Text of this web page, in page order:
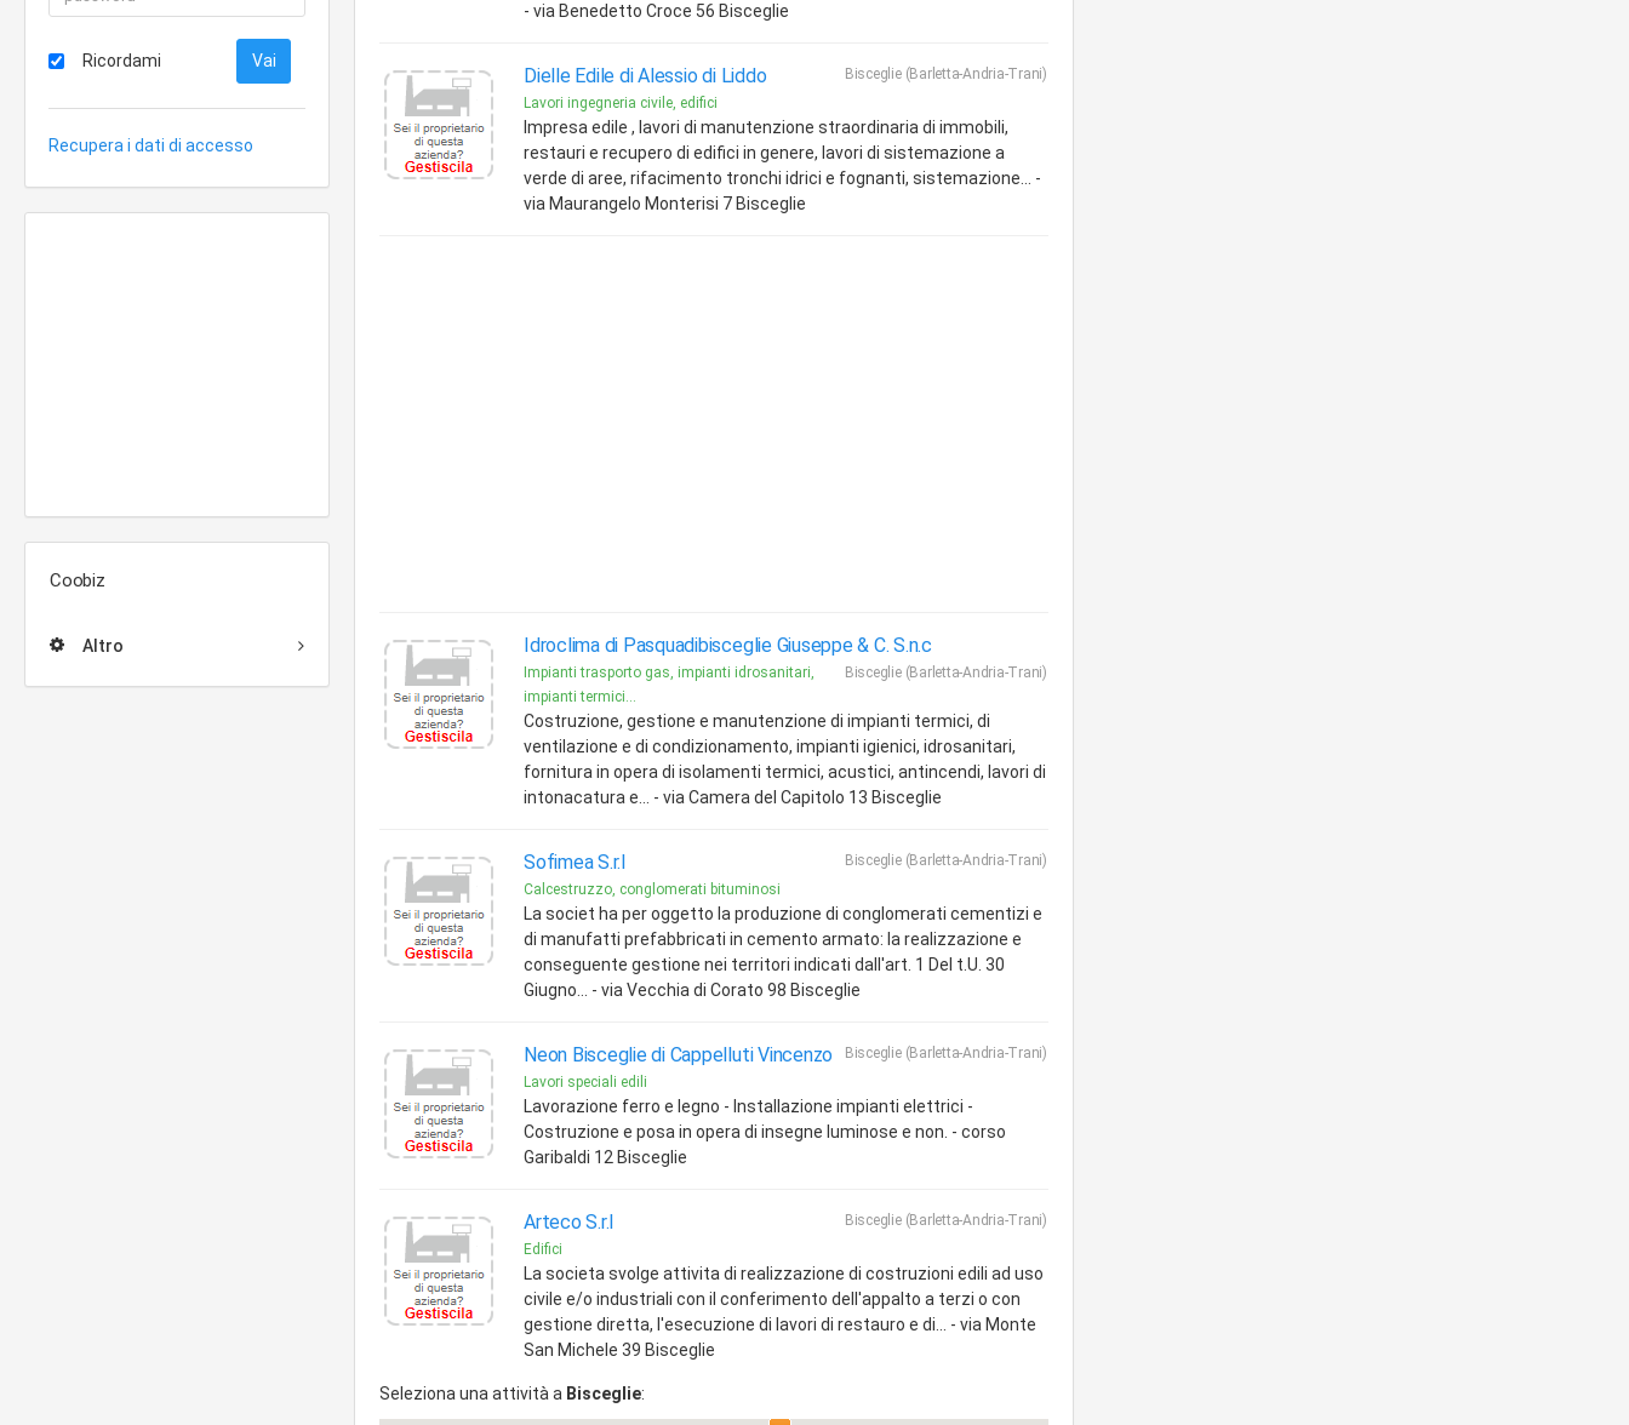
Ricordami
Recupera i dati di accesso
Coobiz
Altro
- via Benedetto Croce 56 Bisceglie
Dielle Edile di Alessio di Liddo
Bisceglie (Barletta-Andria-Trani)
Lavori ingegneria civile, edifici
Impresa edile , lavori di manutenzione straordinaria di immobili,
restauri e recupero di edifici in genere, lavori di sistemazione a
verde di aree, rifacimento tronchi idrici e fognanti, sistemazione... -
via Maurangelo Monterisi 7 Bisceglie
Idroclima di Pasquadibisceglie Giuseppe & C. S.n.c
Bisceglie (Barletta-Andria-Trani)
Impianti trasporto gas, impianti idrosanitari,
impianti termici...
Costruzione, gestione e manutenzione di impianti termici, di
ventilazione e di condizionamento, impianti igienici, idrosanitari,
fornitura in opera di isolamenti termici, acustici, antincendi, lavori di
intonacatura e... - via Camera del Capitolo 13 Bisceglie
Sofimea S.r.l
Bisceglie (Barletta-Andria-Trani)
Calcestruzzo, conglomerati bituminosi
La societ ha per oggetto la produzione di conglomerati cementizi e
di manufatti prefabbricati in cemento armato: la realizzazione e
conseguente gestione nei territori indicati dall'art. 1 Del t.U. 30
Giugno... - via Vecchia di Corato 98 Bisceglie
Neon Bisceglie di Cappelluti Vincenzo
Bisceglie (Barletta-Andria-Trani)
Lavori speciali edili
Lavorazione ferro e legno - Installazione impianti elettrici -
Costruzione e posa in opera di insegne luminose e non. - corso
Garibaldi 12 Bisceglie
Arteco S.r.l
Bisceglie (Barletta-Andria-Trani)
Edifici
La societa svolge attivita di realizzazione di costruzioni edili ad uso
civile e/o industriali con il conferimento dell'appalto a terzi o con
gestione diretta, l'esecuzione di lavori di restauro e di... - via Monte
San Michele 39 Bisceglie
Seleziona una attività a Bisceglie: